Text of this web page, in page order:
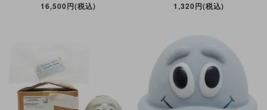
16,500円(税込) 1,320円(税込)